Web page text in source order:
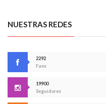
NUESTRAS REDES
2292
Fans
19900
Seguidores